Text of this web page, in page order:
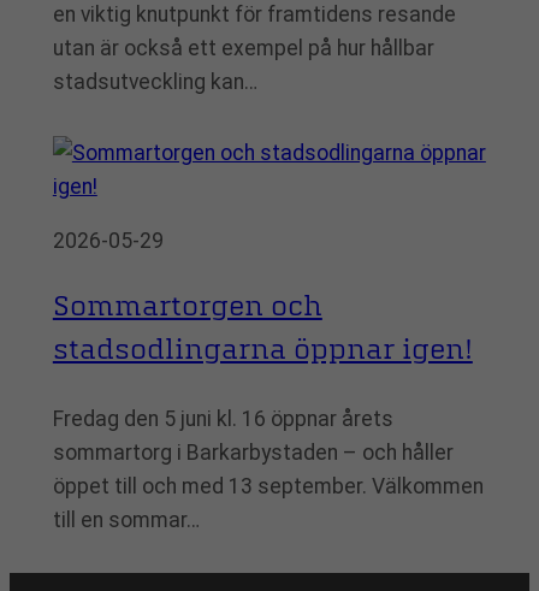
en viktig knutpunkt för framtidens resande
utan är också ett exempel på hur hållbar
stadsutveckling kan…
2026-05-29
Sommartorgen och
stadsodlingarna öppnar igen!
Fredag den 5 juni kl. 16 öppnar årets
sommartorg i Barkarbystaden – och håller
öppet till och med 13 september. Välkommen
till en sommar…